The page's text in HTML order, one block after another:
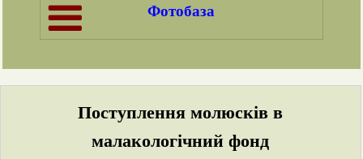
Фотобаза
Поступлення молюсків в
малакологічний фонд